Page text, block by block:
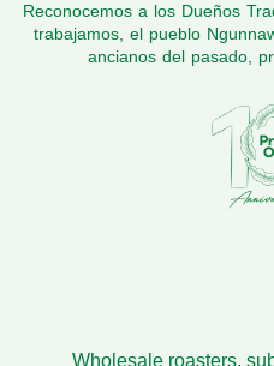
Reconocemos a los Dueños
trabajamos, el pueblo
ancianos del pasado,